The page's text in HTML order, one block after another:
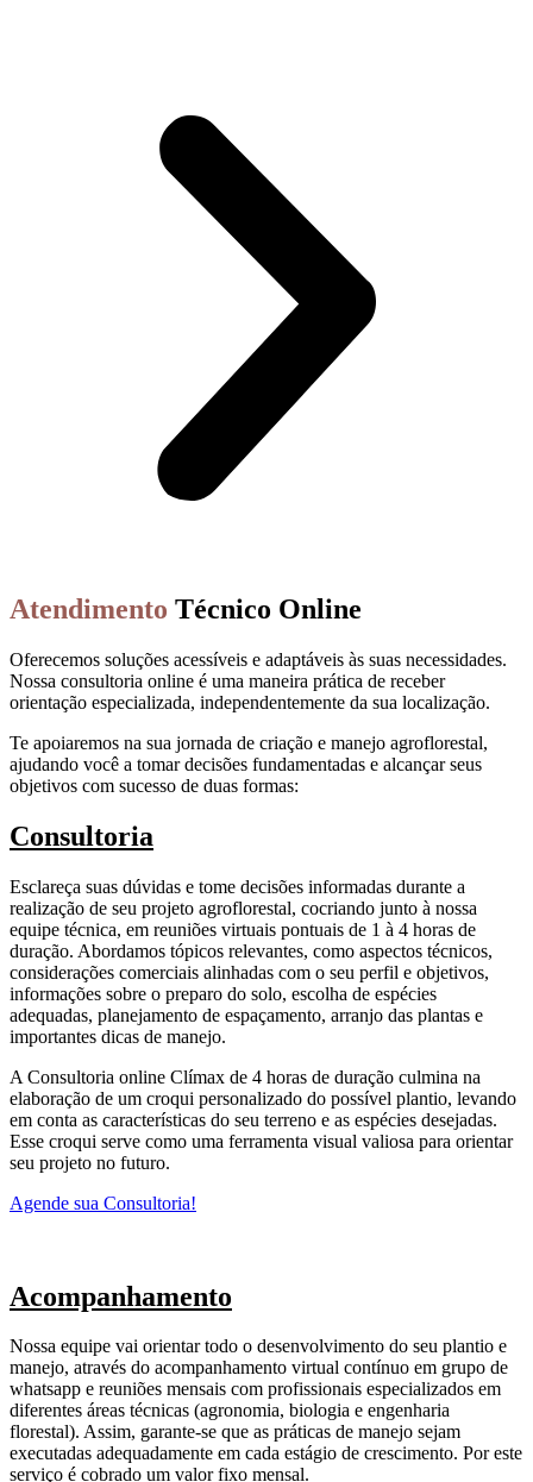
Atendimento Técnico Online
Oferecemos soluções acessíveis e adaptáveis às suas necessidades.
Nossa consultoria online é uma maneira prática de receber
orientação especializada, independentemente da sua localização.
Te apoiaremos na sua jornada de criação e manejo agroflorestal,
ajudando você a tomar decisões fundamentadas e alcançar seus
objetivos com sucesso de duas formas:
Consultoria
Esclareça suas dúvidas e tome decisões informadas durante a
realização de seu projeto agroflorestal, cocriando junto à nossa
equipe técnica, em reuniões virtuais pontuais de 1 à 4 horas de
duração. Abordamos tópicos relevantes, como aspectos técnicos,
considerações comerciais alinhadas com o seu perfil e objetivos,
informações sobre o preparo do solo, escolha de espécies
adequadas, planejamento de espaçamento, arranjo das plantas e
importantes dicas de manejo.
A Consultoria online Clímax de 4 horas de duração culmina na
elaboração de um croqui personalizado do possível plantio, levando
em conta as características do seu terreno e as espécies desejadas.
Esse croqui serve como uma ferramenta visual valiosa para orientar
seu projeto no futuro.
Agende sua Consultoria!
Acompanhamento
Nossa equipe vai orientar todo o desenvolvimento do seu plantio e
manejo, através do acompanhamento virtual contínuo em grupo de
whatsapp e reuniões mensais com profissionais especializados em
diferentes áreas técnicas (agronomia, biologia e engenharia
florestal). Assim, garante-se que as práticas de manejo sejam
executadas adequadamente em cada estágio de crescimento. Por este
serviço é cobrado um valor fixo mensal.